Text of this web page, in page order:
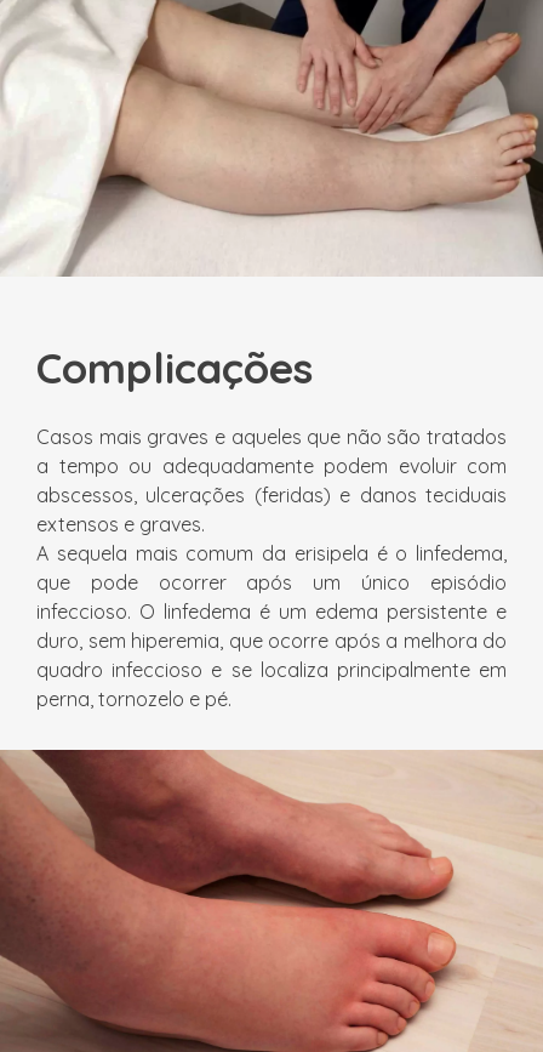
Complicações
Casos mais graves e aqueles que não são tratados
a tempo ou adequadamente podem evoluir com
abscessos, ulcerações (feridas) e danos teciduais
extensos e graves.
A sequela mais comum da erisipela é o linfedema,
que pode ocorrer após um único episódio
infeccioso. O linfedema é um edema persistente e
duro, sem hiperemia, que ocorre após a melhora do
quadro infeccioso e se localiza principalmente em
perna, tornozelo e pé.